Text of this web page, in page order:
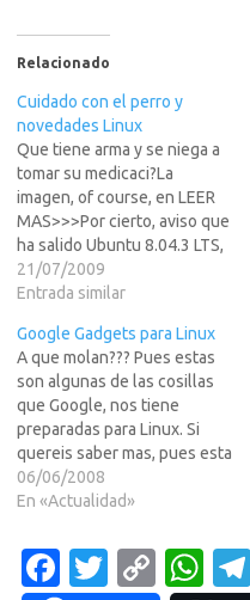
Relacionado
Cuidado con el perro y
novedades Linux
Que tiene arma y se niega a
tomar su medicaci?La
imagen, of course, en LEER
MAS>>>Por cierto, aviso que
ha salido Ubuntu 8.04.3 LTS,
para no desaprovechar el
art?lo xDTambi?os puede
linux from scratch (linux
desde cero) que permite
crear tu propia distro Linux,
buena…
21/07/2009
Entrada similar
Google Gadgets para Linux
A que molan??? Pues estas
son algunas de las cosillas
que Google, nos tiene
preparadas para Linux. Si
quereis saber mas, pues esta
claro que tendreis que LEER
MAS >>>AngelosoPos halas
que tiene estas
virguerias...http://code.googl
06/06/2008
En «Actualidad»
Fa T
C
W